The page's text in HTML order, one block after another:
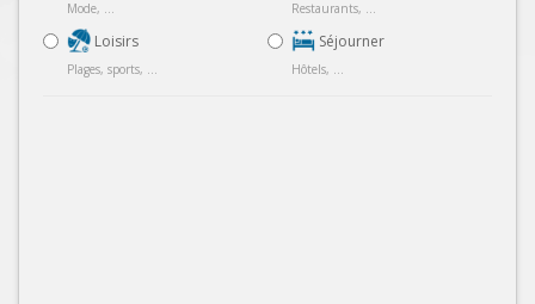
Mode, ...
Loisirs
Plages, sports, ...
Restaurants, ...
Séjourner
Hôtels, ...